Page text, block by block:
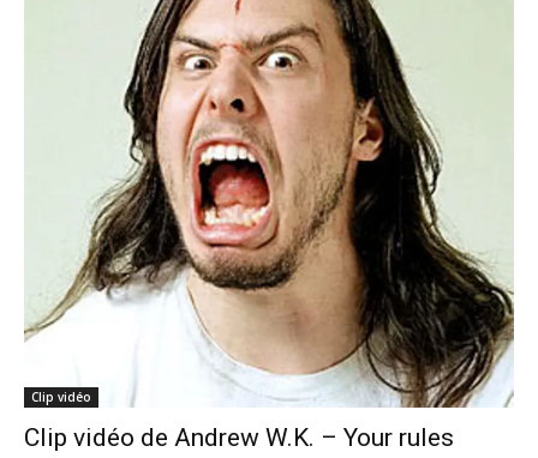
Clip vidéo
Clip vidéo de Andrew W.K. – Your rules